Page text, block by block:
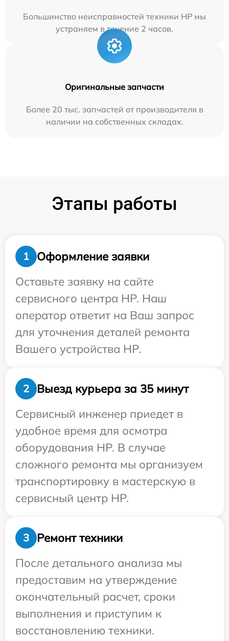
Большинство неисправностей техники HP мы
устраняем в течение 2 часов.
Оригинальные запчасти
Более 20 тыс. запчастей от производителя в
наличии на собственных складах.
Этапы работы
1
Оформление заявки
Оставьте заявку на сайте
сервисного центра HP. Наш
оператор ответит на Ваш запрос
для уточнения деталей ремонта
Вашего устройства HP.
2
Выезд курьера за 35 минут
Сервисный инженер приедет в
удобное время для осмотра
оборудования HP. В случае
сложного ремонта мы организуем
транспортировку в мастерскую в
сервисный центр HP.
3
Ремонт техники
После детального анализа мы
предоставим на утверждение
окончательный расчет, сроки
выполнения и приступим к
восстановлению техники.